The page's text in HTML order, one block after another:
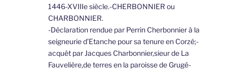
1446-XVIIIe siècle.-CHERBONNIER ou
CHARBONNIER.
-Déclaration rendue par Perrin Cherbonnier à la
seigneurie d’Etanche pour sa tenure en Corzé;-
acquêt par Jacques Charbonnier,sieur de La
Fauvelière,de terres en la paroisse de Grugé-